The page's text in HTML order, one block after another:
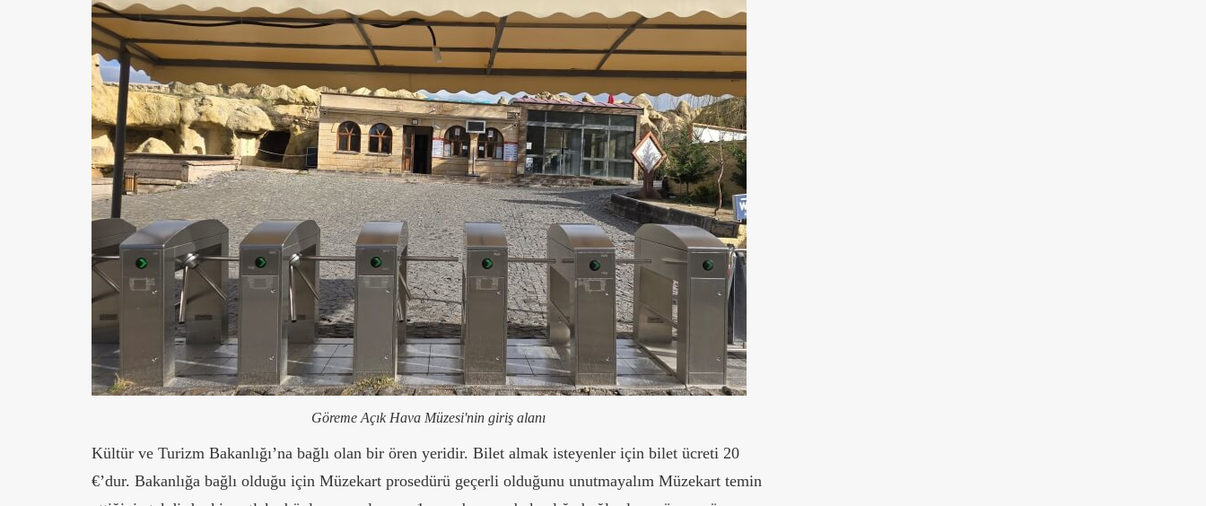
Göreme Açık Hava Müzesi'nin giriş alanı
Kültür ve Turizm Bakanlığı’na bağlı olan bir ören yeridir. Bilet almak isteyenler için bilet ücreti 20
€’dur. Bakanlığa bağlı olduğu için Müzekart prosedürü geçerli olduğunu unutmayalım Müzekart temin